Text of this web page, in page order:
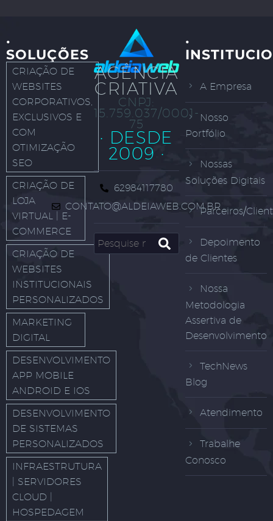
·
SOLUÇÕES
CRIAÇÃO DE
WEBSITES
CORPORATIVOS,
EXCLUSIVOS E
COM
OTIMIZAÇÃO
SEO
CRIAÇÃO DE
LOJA
VIRTUAL | E-
COMMERCE
CRIAÇÃO DE
WEBSITES
INSTITUCIONAIS
PERSONALIZADOS
MARKETING
DIGITAL
DESENVOLVIMENTO
APP MOBILE
ANDROID E IOS
DESENVOLVIMENTO
DE SISTEMAS
PERSONALIZADOS
INFRAESTRUTURA
| SERVIDORES
CLOUD |
HOSPEDAGEM
AGÊNCIA
CRIATIVA
CNPJ:
15.759.037/0001-
75
· DESDE
2009 ·
62984117780
CONTATO@ALDEIAWEB.COM.BR
·
A Empresa
Nosso
Portfólio
Nossas
Soluções Digitais
Parceiros/
Depoimento
de Clientes
Nossa
Metodologia
Assertiva de
Desenvolvimento
TechNews
Blog
Atendimento
Trabalhe
Conosco